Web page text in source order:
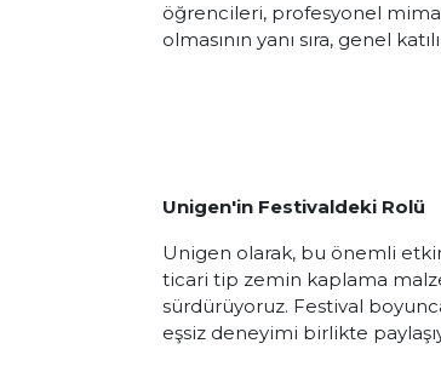
öğrencileri, profesyonel
olmasının yanı sıra, genel
Unigen'in Festivaldeki Rolü
Unigen olarak, bu önemli
ticari tip zemin kaplama
sürdürüyoruz. Festival
eşsiz deneyimi birlikte